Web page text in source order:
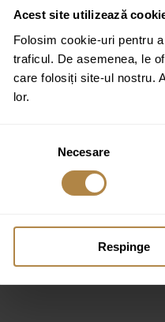
Acest site utilizează
Folosim cookie-uri pentru
traficul. De asemenea, le
care folosiți site-ul nostru.
lor.
consimțământului
Necesare
Respinge